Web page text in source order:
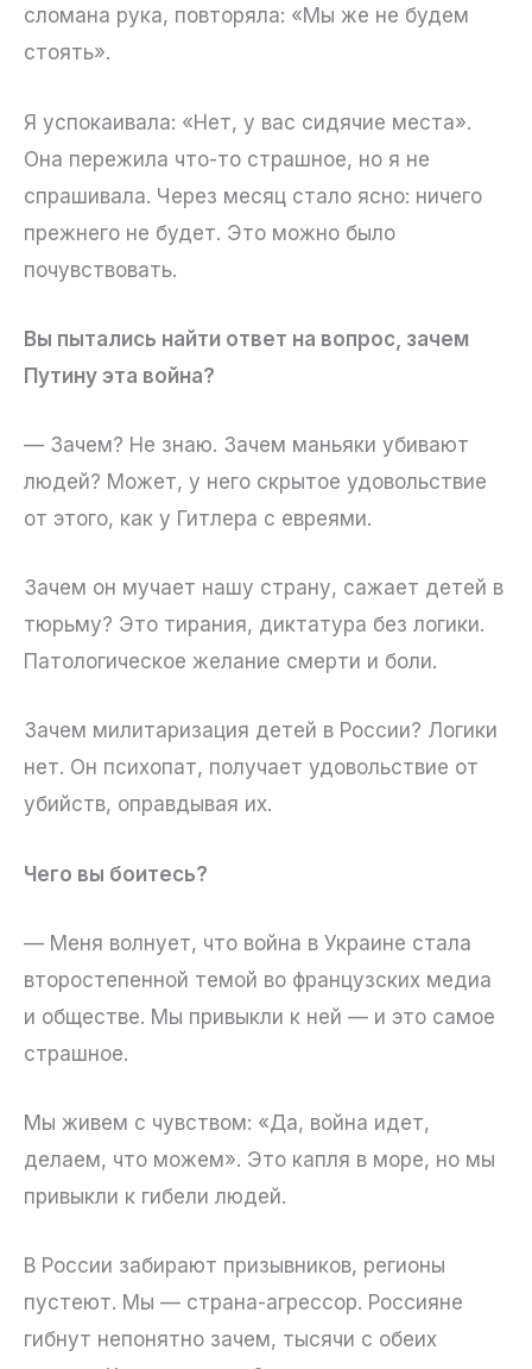
сломана рука, повторяла: «Мы же не будем
стоять».
Я успокаивала: «Нет, у вас сидячие места».
Она пережила что-то страшное, но я не
спрашивала. Через месяц стало ясно: ничего
прежнего не будет. Это можно было
почувствовать.
Вы пытались найти ответ на вопрос, зачем
Путину эта война?
— Зачем? Не знаю. Зачем маньяки убивают
людей? Может, у него скрытое удовольствие
от этого, как у Гитлера с евреями.
Зачем он мучает нашу страну, сажает детей в
тюрьму? Это тирания, диктатура без логики.
Патологическое желание смерти и боли.
Зачем милитаризация детей в России? Логики
нет. Он психопат, получает удовольствие от
убийств, оправдывая их.
Чего вы боитесь?
— Меня волнует, что война в Украине стала
второстепенной темой во французских медиа
и обществе. Мы привыкли к ней — и это самое
страшное.
Мы живем с чувством: «Да, война идет,
делаем, что можем». Это капля в море, но мы
привыкли к гибели людей.
В России забирают призывников, регионы
пустеют. Мы — страна-агрессор. Россияне
гибнут непонятно зачем, тысячи с обеих